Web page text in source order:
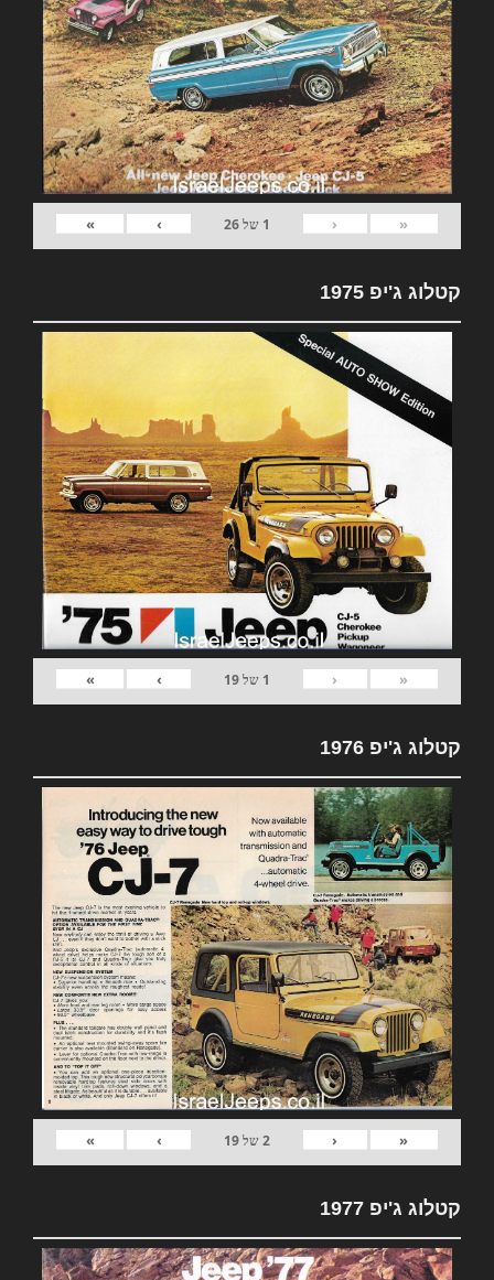
«
‹
1 של26
›
»
קטלוג ג'יפ 1975
«
‹
1 של19
›
»
קטלוג ג'יפ 1976
«
‹
2של19
›
»
קטלוג ג'יפ 1977